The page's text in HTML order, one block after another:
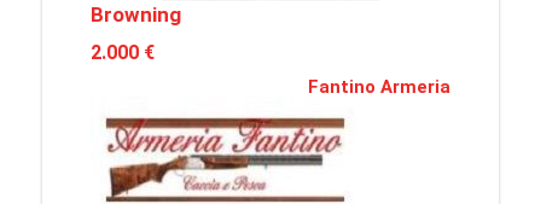
Browning
2.000 €
Fantino Armeria